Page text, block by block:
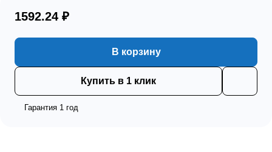
1592.24 ₽
В корзину
Купить в 1 клик
Гарантия 1 год